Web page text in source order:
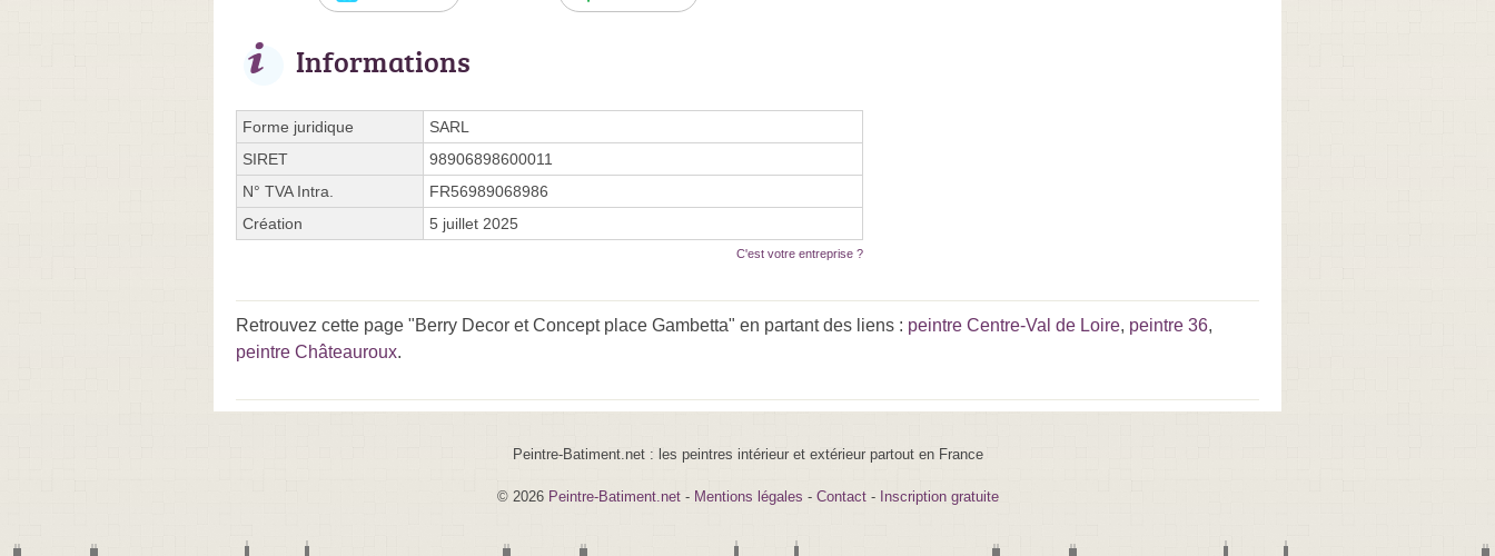
Informations
Forme juridique
SARL
SIRET
98906898600011
N° TVA Intra.
FR56989068986
Création
5 juillet 2025
C'est votre entreprise ?
Retrouvez cette page "Berry Decor et Concept place Gambetta" en partant des liens : peintre Centre-Val de Loire, peintre 36,
peintre Châteauroux.
Peintre-Batiment.net : les peintres intérieur et extérieur partout en France
© 2026 Peintre-Batiment.net - Mentions légales - Contact- Inscription gratuite